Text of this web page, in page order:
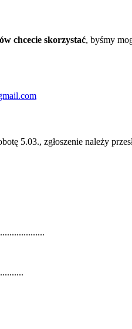
chcecie skorzystać, byśmy
5.03., zgłoszenie należy